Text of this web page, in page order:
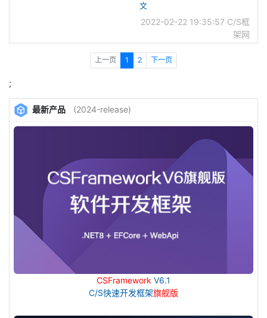
文
2022-02-22 19:35:57 C/S框
架网
上一页 1 2 下一页
;
最新产品 (2024-release)
CSFramework V6.1
C/S快速开发框架旗舰版